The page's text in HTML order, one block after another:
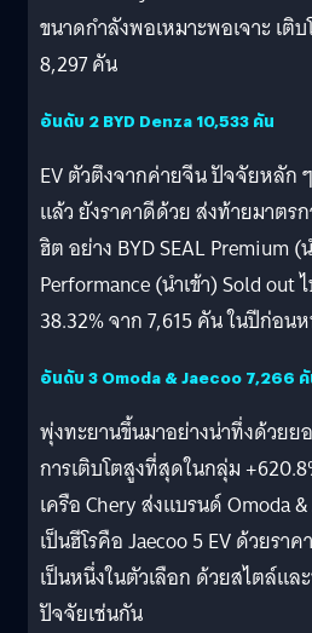
ขนาดกำลังพอเหมาะพอเจาะ เติ
8,297 คัน
อันดับ 2 BYD Denza 10,533 คัน
EV ตัวตึงจากค่ายจีน ปัจจัยหลัก
แล้ว ยังราคาดีด้วย ส่งท้ายมาตร
ฮิต อย่าง BYD SEAL Premium (
Performance (นำเข้า) Sold out
38.32% จาก 7,615 คัน ในปีก่อน
อันดับ 3 Omoda & Jaecoo 7,266
พุ่งทะยานขึ้นมาอย่างน่าทึ่งด้วยย
การเติบโตสูงที่สุดในกลุ่ม
เครือ Chery ส่งแบรนด์ Omoda
เป็นฮีโรคือ Jaecoo 5 EV ด้วยร
เป็นหนึ่งในตัวเลือก ด้วยสไตล์แ
ปัจจัยเช่นกัน